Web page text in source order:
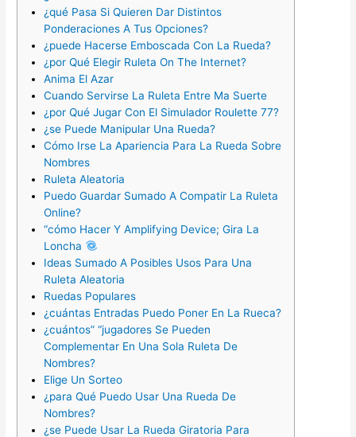
¿qué Pasa Si Quieren Dar Distintos
Ponderaciones A Tus Opciones?
¿puede Hacerse Emboscada Con La Rueda?
¿por Qué Elegir Ruleta On The Internet?
Anima El Azar
Cuando Servirse La Ruleta Entre Ma Suerte
¿por Qué Jugar Con El Simulador Roulette 77?
¿se Puede Manipular Una Rueda?
Cómo Irse La Apariencia Para La Rueda Sobre
Nombres
Ruleta Aleatoria
Puedo Guardar Sumado A Compatir La Ruleta
Online?
“cómo Hacer Y Amplifying Device; Gira La
Loncha
Ideas Sumado A Posibles Usos Para Una
Ruleta Aleatoria
Ruedas Populares
¿cuántas Entradas Puedo Poner En La Rueca?
¿cuántos” “jugadores Se Pueden
Complementar En Una Sola Ruleta De
Nombres?
Elige Un Sorteo
¿para Qué Puedo Usar Una Rueda De
Nombres?
¿se Puede Usar La Rueda Giratoria Para